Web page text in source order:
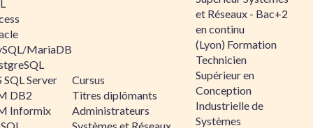
MariaDB
SQL Server
DB2
Informix
Cursus
Titres diplômants
Administrateurs
et Réseaux - Bac+2
en continu
(Lyon) Formation
Technicien
Supérieur en
Conception
Industrielle de
Systèmes